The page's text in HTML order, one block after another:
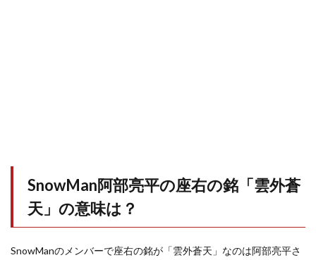
SnowMan阿部亮平の座右の銘「雲外蒼
天」の意味は？
SnowManのメンバーで座右の銘が「雲外蒼天」なのは阿部亮平さ